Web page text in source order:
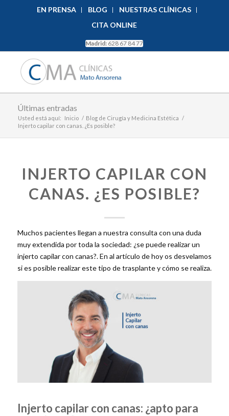
EN PRENSA BLOG
NUESTRAS CLÍNICAS
CITA ONLINE
Madrid: 628 67 84 77
Últimas entradas
Usted está aquí: Inicio / Blog de Cirugía y Medicina Estética /
Injerto capilar con canas. ¿Es posible?
INJERTO CAPILAR CON
CANAS. ¿ES POSIBLE?
Muchos pacientes llegan a nuestra consulta con una duda
muy extendida por toda la sociedad: ¿se puede realizar un
injerto capilar con canas?. En al artículo de hoy os desvelamos
si es posible realizar este tipo de trasplante y cómo se realiza.
Injerto capilar con canas: ¿apto para